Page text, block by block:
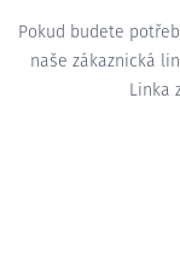
Pokud budete
naše zákaznická
Linka